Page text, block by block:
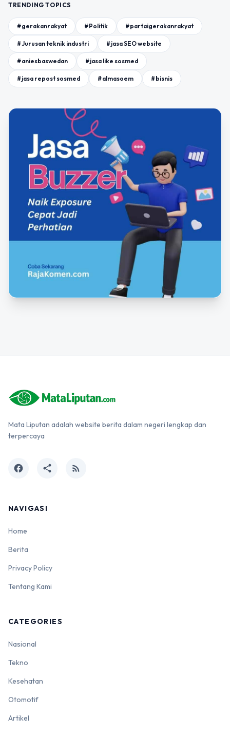
TRENDING TOPICS
#gerakanrakyat #Politik #partaigerakanrakyat
#Jurusan teknik industri #jasa SEO website
#aniesbaswedan #jasa like sosmed
#jasa repost sosmed #almasoem #bisnis
Mata Liputan adalah website berita dalam negeri lengkap dan
terpercaya
facebook share rss_feed
NAVIGASI
Home
Berita
Privacy Policy
Tentang Kami
CATEGORIES
Nasional
Tekno
Kesehatan
Otomotif
Artikel